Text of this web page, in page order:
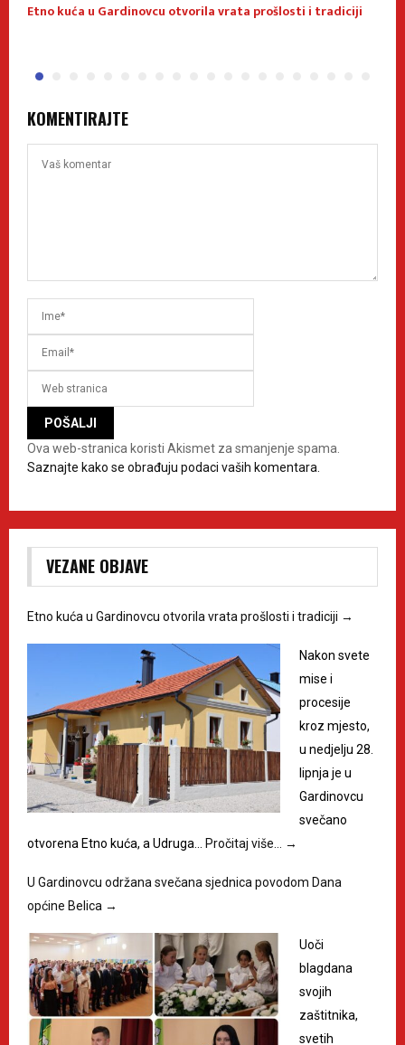
Etno kuća u Gardinovcu otvorila vrata prošlosti i tradiciji
KOMENTIRAJTE
Ova web-stranica koristi Akismet za smanjenje spama.
Saznajte kako se obrađuju podaci vaših komentara.
VEZANE OBJAVE
Etno kuća u Gardinovcu otvorila vrata prošlosti i tradiciji →
Nakon svete
mise i
procesije
kroz mjesto,
u nedjelju 28.
lipnja je u
Gardinovcu
svečano
otvorena Etno kuća, a Udruga…
Pročitaj više… →
U Gardinovcu održana svečana sjednica povodom Dana
općine Belica →
Uoči
blagdana
svojih
zaštitnika,
svetih